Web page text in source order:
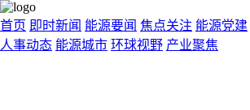
首页 即时新闻 能源要闻 焦点关注 能源党建
人事动态 能源城市 环球视野 产业聚焦